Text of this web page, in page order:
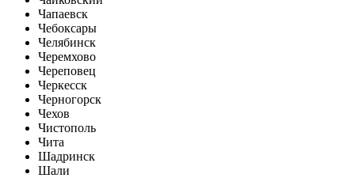
Чапаевск
Чебоксары
Челябинск
Черемхово
Череповец
Черкесск
Черногорск
Чехов
Чистополь
Чита
Шадринск
Шали